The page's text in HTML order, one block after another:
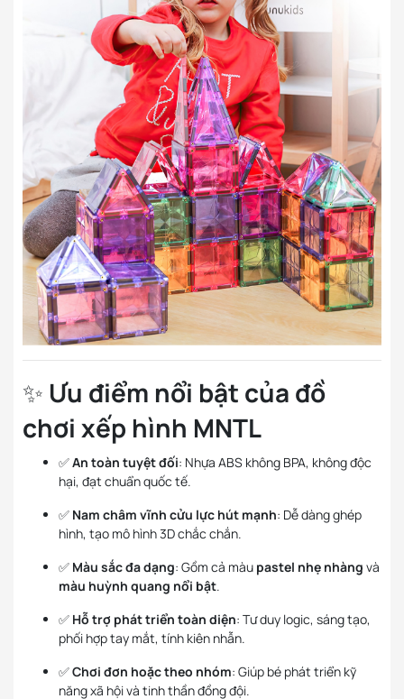
✨ Ưu điểm nổi bật của đồ
chơi xếp hình MNTL
✅An toàn tuyệt đối: Nhựa ABS không BPA, không độc
hại, đạt chuẩn quốc tế.
✅ Nam châm vĩnh cửu lực hút mạnh: Dễ dàng ghép
hình, tạo mô hình 3D chắc chắn.
✅ Màu sắc đa dạng: Gồm cả màu pastel nhẹ nhàng và
màu huỳnh quang nổi bật.
✅ Hỗ trợ phát triển toàn diện: Tư duy logic, sáng tạo,
phối hợp tay mắt, tính kiên nhẫn.
✅Chơi đơn hoặc theo nhóm: Giúp bé phát triển kỹ
năng xã hội và tinh thần đồng đội.